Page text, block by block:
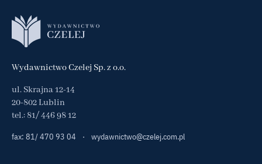
Wydawnictwo Czelej Sp. z o.o.
ul. Skrajna 12-14
20-802 Lublin
tel.: 81/ 446 98 12
fax: 81/ 470 93 04
· wydawnictwo@czelej.com.pl